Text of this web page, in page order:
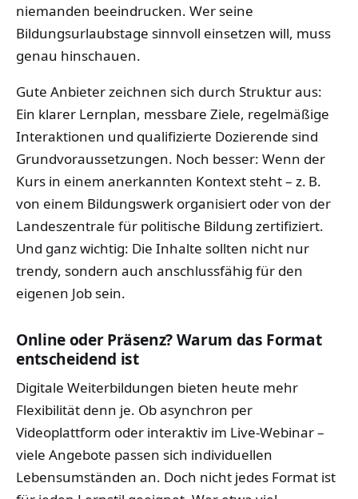
niemanden beeindrucken. Wer seine
Bildungsurlaubstage sinnvoll einsetzen will, muss
genau hinschauen.
Gute Anbieter zeichnen sich durch Struktur aus:
Ein klarer Lernplan, messbare Ziele, regelmäßige
Interaktionen und qualifizierte Dozierende sind
Grundvoraussetzungen. Noch besser: Wenn der
Kurs in einem anerkannten Kontext steht – z. B.
von einem Bildungswerk organisiert oder von der
Landeszentrale für politische Bildung zertifiziert.
Und ganz wichtig: Die Inhalte sollten nicht nur
trendy, sondern auch anschlussfähig für den
eigenen Job sein.
Online oder Präsenz? Warum das Format
entscheidend ist
Digitale Weiterbildungen bieten heute mehr
Flexibilität denn je. Ob asynchron per
Videoplattform oder interaktiv im Live-Webinar –
viele Angebote passen sich individuellen
Lebensumständen an. Doch nicht jedes Format ist